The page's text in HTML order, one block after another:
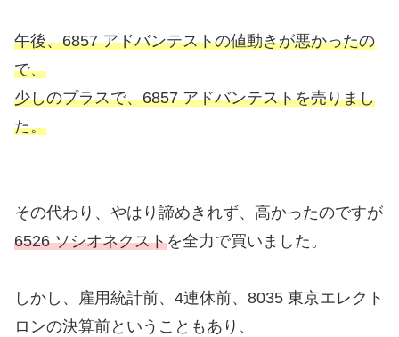
午後、6857 アドバンテストの値動きが悪かったの
で、
少しのプラスで、6857 アドバンテストを売りまし
た。
その代わり、やはり諦めきれず、高かったのですが
6526 ソシオネクストを全力で買いました。
しかし、雇用統計前、4連休前、8035 東京エレクト
ロンの決算前ということもあり、